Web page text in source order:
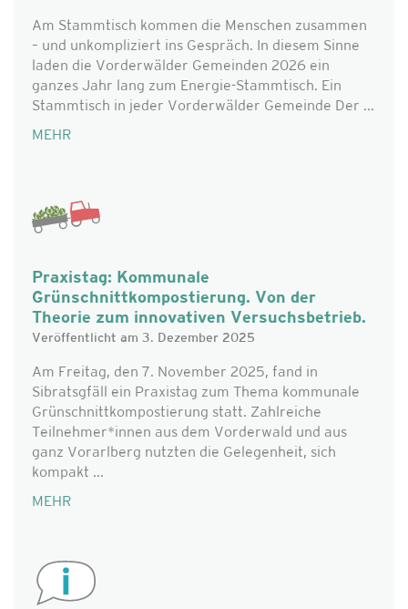
Am Stammtisch kommen die Menschen zusammen
– und unkompliziert ins Gespräch. In diesem Sinne
laden die Vorderwälder Gemeinden 2026 ein
ganzes Jahr lang zum Energie-Stammtisch. Ein
Stammtisch in jeder Vorderwälder Gemeinde Der ...
MEHR
Praxistag: Kommunale
Grünschnittkompostierung. Von der
Theorie zum innovativen Versuchsbetrieb.
Veröffentlicht am 3. Dezember 2025
Am Freitag, den 7. November 2025, fand in
Sibratsgfäll ein Praxistag zum Thema kommunale
Grünschnittkompostierung statt. Zahlreiche
Teilnehmer*innen aus dem Vorderwald und aus
ganz Vorarlberg nutzten die Gelegenheit, sich
kompakt ...
MEHR